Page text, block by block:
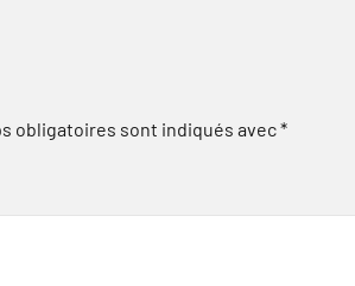
obligatoires sont indiqués avec*